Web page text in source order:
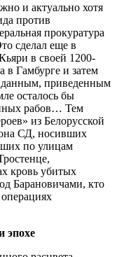
и актуально хотя
против
прокуратура
сделал еще в
в своей 1200-
в Гамбурге и затем
данным, приведенным
осталось бы
рабов… Тем
из Белорусской
СД, носивших
по улицам
кровь убитых
Барановичами, кто
эпохе